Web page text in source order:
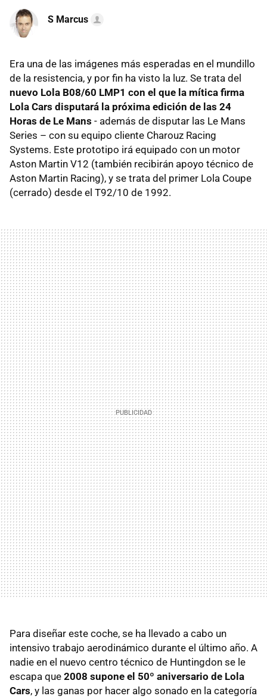
S Marcus
Era una de las imágenes más esperadas en el mundillo
de la resistencia, y por fin ha visto la luz. Se trata del
nuevo Lola B08/60 LMP1 con el que la mítica firma
Lola Cars disputará la próxima edición de las 24
Horas de Le Mans - además de disputar las Le Mans
Series – con su equipo cliente Charouz Racing
Systems. Este prototipo irá equipado con un motor
Aston Martin V12 (también recibirán apoyo técnico de
Aston Martin Racing), y se trata del primer Lola Coupe
(cerrado) desde el T92/10 de 1992.
Para diseñar este coche, se ha llevado a cabo un
intensivo trabajo aerodinámico durante el último año. A
nadie en el nuevo centro técnico de Huntingdon se le
escapa que 2008 supone el 50º aniversario de Lola
Cars, y las ganas por hacer algo sonado en la categoría